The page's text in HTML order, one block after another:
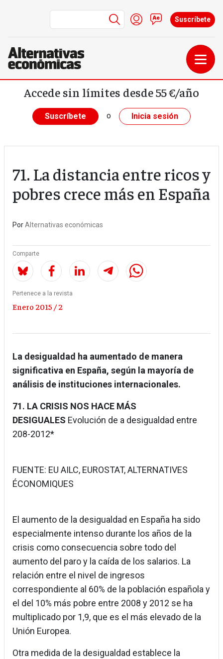
Pasar al contenido principal
Menú de cuenta de
Iniciar sesión
Contacto
Suscríbete
Accede sin límites desde 55 €/año
Suscríbete o Inicia sesión
71. La distancia entre ricos y
pobres crece más en España
PorAlternativas económicas
Comparte
Pertenece a la revista
Enero 2015 / 2
La desigualdad ha aumentado de manera
significativa en España, según la mayoría de
análisis de instituciones internacionales.
71. LA CRISIS NOS HACE MÁS
DESIGUALES Evolución de a desigualdad entre
208-2012*
FUENTE: EU AILC, EUROSTAT, ALTERNATIVES
ÉCONOMIQUES
El aumento de la desigualdad en España ha sido
especialmente intenso durante los años de la
crisis como consecuencia sobre todo del
aumento del paro y la caída de los salarios. La
relación entre el nivel de ingresos
correspondiente al 60% de la población española y
el del 10% más pobre entre 2008 y 2012 se ha
multiplicado por 1,9, que es el más elevado de la
Unión Europea.
Otra medida de la desigualdad establece la